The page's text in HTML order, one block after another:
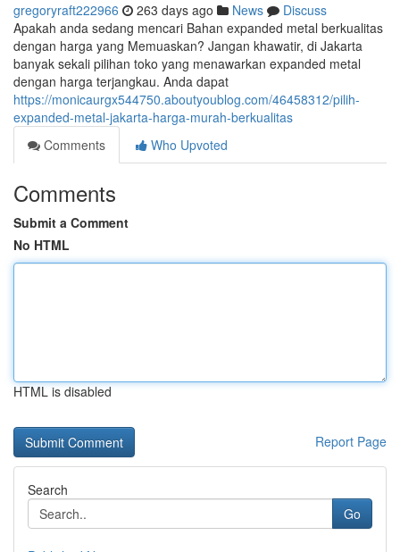
gregoryraft222966 263 days ago News
Discuss
Apakah anda sedang mencari Bahan expanded metal berkualitas
dengan harga yang Memuaskan? Jangan khawatir, di Jakarta
banyak sekali pilihan toko yang menawarkan expanded metal
dengan harga terjangkau. Anda dapat
https://monicaurgx544750.aboutyoublog.com/46458312/pilih-
expanded-metal-jakarta-harga-murah-berkualitas
Comments
Who Upvoted
Comments
Submit a Comment
No HTML
HTML is disabled
Report Page
Search
Go